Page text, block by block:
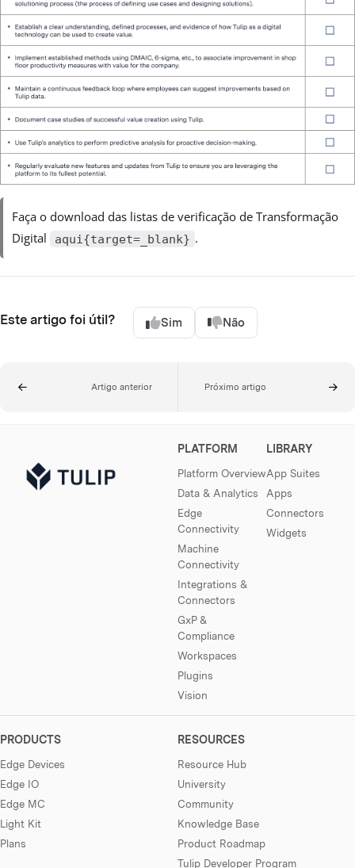
Faça o download das listas de verificação de Transformação
Digital
aqui{target=_blank} .
Este artigo foi útil? Sim Não
Artigo anterior Próximo artigo
PLATFORM
Platform Overview
Data & Analytics
Edge
Connectivity
Machine
Connectivity
Integrations &
Connectors
GxP &
Compliance
Workspaces
Plugins
Vision
LIBRARY
App Suites
Apps
Connectors
Widgets
PRODUCTS
Edge Devices
Edge IO
Edge MC
Light Kit
Plans
RESOURCES
Resource Hub
University
Community
Knowledge Base
Product Roadmap
Tulip Developer Program